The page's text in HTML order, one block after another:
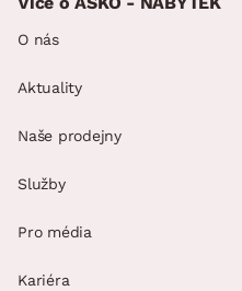
O nás
Aktuality
Naše prodejny
Služby
Pro média
Kariéra